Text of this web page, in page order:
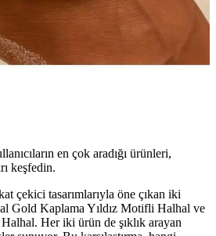
en çok aradığı ürünleri,
keşfedin.
çekici tasarımlarıyla öne çıkan iki
Gold Kaplama Yıldız Motifli Halhal ve
Her iki ürün de şıklık arayan